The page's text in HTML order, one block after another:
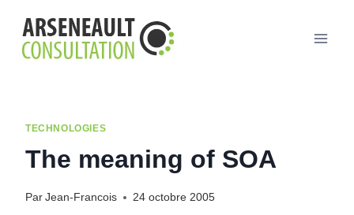
contenu
TECHNOLOGIES
The meaning of SOA
Par Jean-Francois 24 octobre 2005